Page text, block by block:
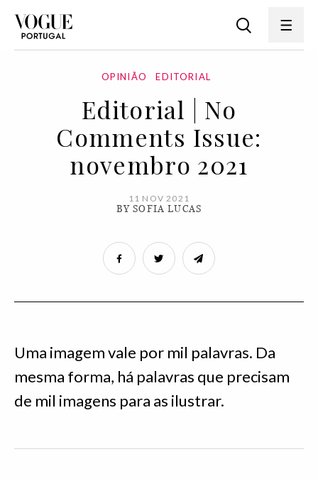
OPINIÃO EDITORIAL
Editorial | No
Comments Issue:
novembro 2021
11 NOV 2021
BY SOFIA LUCAS
Uma imagem vale por mil palavras. Da
mesma forma, há palavras que precisam
de mil imagens para as ilustrar.